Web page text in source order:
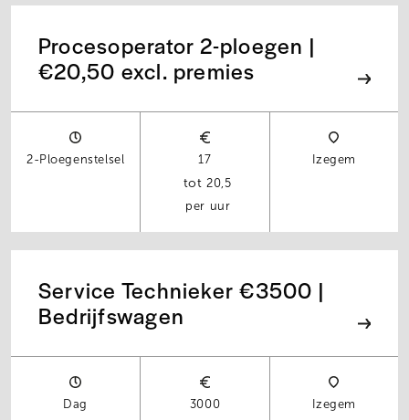
Procesoperator 2-ploegen |
€20,50 excl. premies
2-Ploegenstelsel
17
20,5
per uur
Izegem
Service Technieker €3500 |
Bedrijfswagen
Dag
3000
Izegem